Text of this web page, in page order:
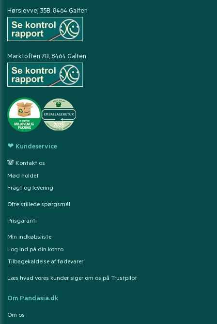
Hørslevvej 35B, 8464 Galten
Marktoften 7B, 8464 Galten
❤ Kundeservice
🐼 Kontakt os
Mød holdet
Fragt og levering
Ofte stillede spørgsmål
Prisgaranti
Min indkøbsliste
Log ind på din konto
Tilbagekaldelse af fødevarer
Læs hvad vores kunder siger om os på Trustpilot
Om Pandasia.dk
Om os